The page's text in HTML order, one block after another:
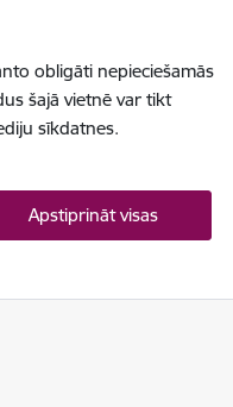
obligāti nepieciešamās
šajā vietnē var tikt
sīkdatnes.
Apstiprināt visas